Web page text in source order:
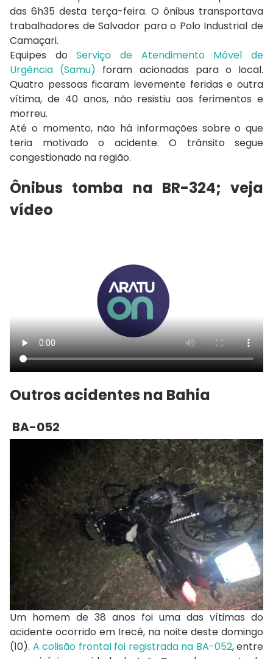
das 6h35 desta terça-feira. O ônibus transportava
trabalhadores de Salvador para o Polo Industrial de
Camaçari.
Equipes doServiço de Atendimento Móvel de
Urgência (Samu) foram acionadas para o local.
Quatro pessoas ficaram levemente feridas e outra
vítima, de 40 anos, não resistiu aos ferimentos e
morreu.
Até o momento, não há informações sobre o que
teria motivado o acidente. O trânsito segue
congestionado na região.
Ônibus tomba na BR-324; veja
vídeo
Outros acidentes na Bahia
BA-052
Um homem de 38 anos foi uma das vítimas do
acidente ocorrido em Irecê, na noite deste domingo
(10). A colisão frontal foi registrada na BA-052, entre